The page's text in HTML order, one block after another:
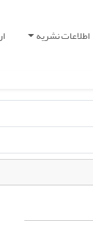
اطلاعات نشریه